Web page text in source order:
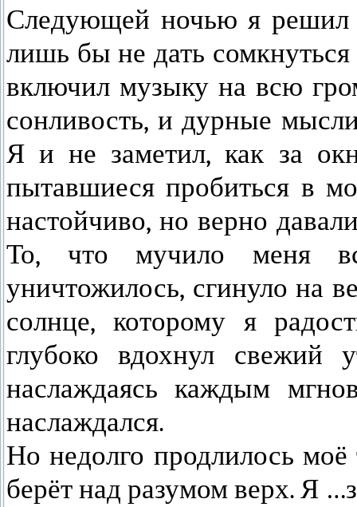
Следующей ночью я решил
лишь бы не дать
включил музыку на всю
сонливость, и дурные
Я и не заметил, как за
пытавшиеся пробиться в
настойчиво, но верно
То, что мучило меня
уничтожилось, сгинуло на
солнце, которому я
глубоко вдохнул свежий
наслаждаясь каждым
наслаждался.
Но недолго продлилось моё
берёт над разумом верх. Я